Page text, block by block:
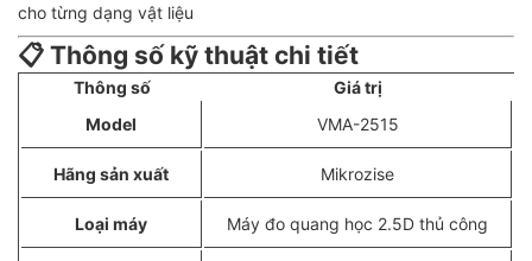
cho từng dạng vật liệu
📋 Thông số kỹ thuật chi tiết
Thông số
Giá trị
Model
VMA-2515
Hãng sản xuất Mikrozise
Loại máy Máy đo quang học 2.5D thủ công